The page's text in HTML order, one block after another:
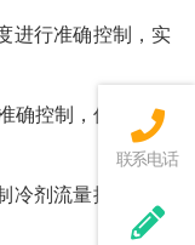
进行准确控制，实
确控制，传统的做
剂流量控制来实
联系电话